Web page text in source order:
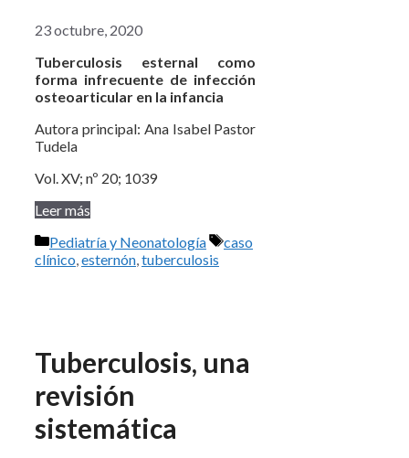
23 octubre, 2020
Tuberculosis esternal como
forma infrecuente de infección
osteoarticular en la infancia
Autora principal: Ana Isabel Pastor
Tudela
Vol. XV; nº 20; 1039
Leer más
Categorías
Pediatría y Neonatología Etiquetas
caso
clínico,esternón,tuberculosis
Tuberculosis, una
revisión
sistemática